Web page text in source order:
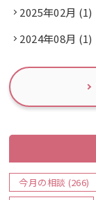
2025年02月 (1)
2024年08月 (1)
今月の相談 (266)